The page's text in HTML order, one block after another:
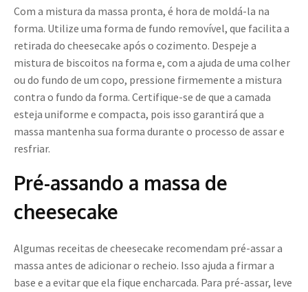
Com a mistura da massa pronta, é hora de moldá-la na
forma. Utilize uma forma de fundo removível, que facilita a
retirada do cheesecake após o cozimento. Despeje a
mistura de biscoitos na forma e, com a ajuda de uma colher
ou do fundo de um copo, pressione firmemente a mistura
contra o fundo da forma. Certifique-se de que a camada
esteja uniforme e compacta, pois isso garantirá que a
massa mantenha sua forma durante o processo de assar e
resfriar.
Pré-assando a massa de
cheesecake
Algumas receitas de cheesecake recomendam pré-assar a
massa antes de adicionar o recheio. Isso ajuda a firmar a
base e a evitar que ela fique encharcada. Para pré-assar, leve